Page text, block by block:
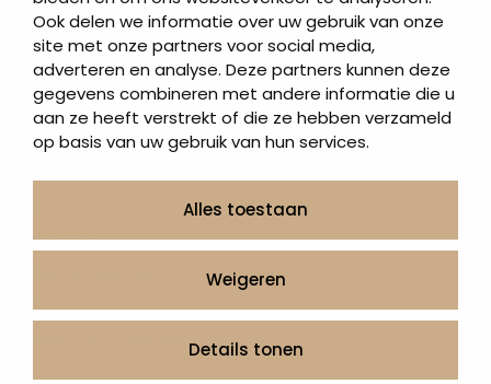
Ook delen we informatie over uw gebruik van onze
site met onze partners voor social media,
adverteren en analyse. Deze partners kunnen deze
gegevens combineren met andere informatie die u
aan ze heeft verstrekt of die ze hebben verzameld
op basis van uw gebruik van hun services.
Alles toestaan
Weigeren
Details tonen
Direct naar
Grafstenen
As artikelen
Urngrafmonumenten
Informatie
Contact
Onze werkwijze
Urnen en as sieraden webshop